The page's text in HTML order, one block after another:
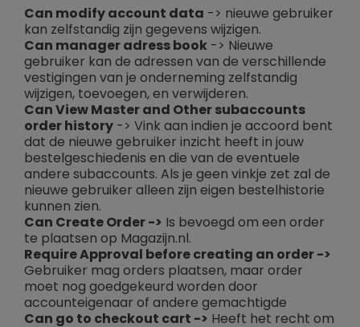
Can modify account data -> nieuwe gebruiker
kan zelfstandig zijn gegevens wijzigen.
Can manager adress book -> Nieuwe
gebruiker kan de adressen van de verschillende
vestigingen van je onderneming zelfstandig
wijzigen, toevoegen, en verwijderen.
Can View Master and Other subaccounts
order history -> Vink aan indien je accoord bent
dat de nieuwe gebruiker inzicht heeft in jouw
bestelgeschiedenis en die van de eventuele
andere subaccounts. Als je geen vinkje zet zal de
nieuwe gebruiker alleen zijn eigen bestelhistorie
kunnen zien.
Can Create Order -> Is bevoegd om een order
te plaatsen op Magazijn.nl.
Require Approval before creating an order ->
Gebruiker mag orders plaatsen, maar order
moet nog goedgekeurd worden door
accounteigenaar of andere gemachtigde
Can go to checkout cart -> Heeft het recht om